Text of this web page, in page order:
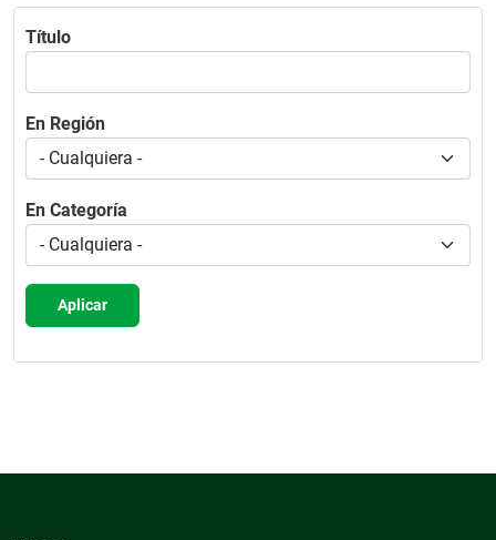
Título
En Región
En Categoría
Aplicar